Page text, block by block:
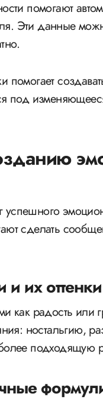
помогают
Эти данные
помогает
под
сделать
их оттенки
как радость или
ностальгию,
подходящую